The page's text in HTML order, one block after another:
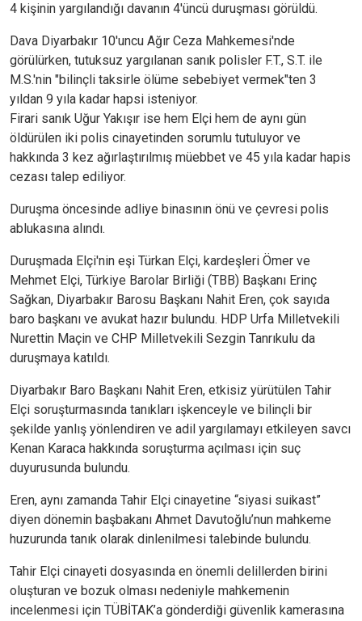
4 kişinin yargılandığı davanın 4'üncü duruşması görüldü.
Dava Diyarbakır 10'uncu Ağır Ceza Mahkemesi'nde
görülürken, tutuksuz yargılanan sanık polisler F.T., S.T. ile
M.S.'nin "bilinçli taksirle ölüme sebebiyet vermek"ten 3
yıldan 9 yıla kadar hapsi isteniyor.
Firari sanık Uğur Yakışır ise hem Elçi hem de aynı gün
öldürülen iki polis cinayetinden sorumlu tutuluyor ve
hakkında 3 kez ağırlaştırılmış müebbet ve 45 yıla kadar hapis
cezası talep ediliyor.
Duruşma öncesinde adliye binasının önü ve çevresi polis
ablukasına alındı.
Duruşmada Elçi'nin eşi Türkan Elçi, kardeşleri Ömer ve
Mehmet Elçi, Türkiye Barolar Birliği (TBB) Başkanı Erinç
Sağkan, Diyarbakır Barosu Başkanı Nahit Eren, çok sayıda
baro başkanı ve avukat hazır bulundu. HDP Urfa Milletvekili
Nurettin Maçin ve CHP Milletvekili Sezgin Tanrıkulu da
duruşmaya katıldı.
Diyarbakır Baro Başkanı Nahit Eren, etkisiz yürütülen Tahir
Elçi soruşturmasında tanıkları işkenceyle ve bilinçli bir
şekilde yanlış yönlendiren ve adil yargılamayı etkileyen savcı
Kenan Karaca hakkında soruşturma açılması için suç
duyurusunda bulundu.
Eren, aynı zamanda Tahir Elçi cinayetine “siyasi suikast”
diyen dönemin başbakanı Ahmet Davutoğlu’nun mahkeme
huzurunda tanık olarak dinlenilmesi talebinde bulundu.
Tahir Elçi cinayeti dosyasında en önemli delillerden birini
oluşturan ve bozuk olması nedeniyle mahkemenin
incelenmesi için TÜBİTAK’a gönderdiği güvenlik kamerasına